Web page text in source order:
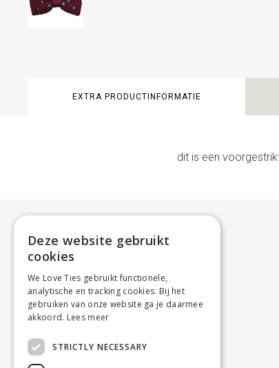
EXTRA PRODUCTINFORMATIE
dit is een
Deze website gebruikt
cookies
We Love Ties gebruikt functionele,
analytische en tracking cookies. Bij het
gebruiken van onze website ga je daarmee
akkoord. Lees meer
STRICTLY NECESSARY